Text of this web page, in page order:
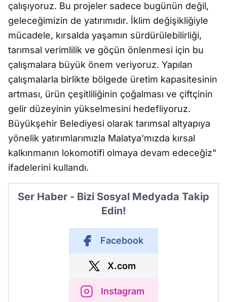
çalışıyoruz. Bu projeler sadece bugünün değil,
geleceğimizin de yatırımıdır. İklim değişikliğiyle
mücadele, kırsalda yaşamın sürdürülebilirliği,
tarımsal verimlilik ve göçün önlenmesi için bu
çalışmalara büyük önem veriyoruz. Yapılan
çalışmalarla birlikte bölgede üretim kapasitesinin
artması, ürün çeşitliliğinin çoğalması ve çiftçinin
gelir düzeyinin yükselmesini hedefliyoruz.
Büyükşehir Belediyesi olarak tarımsal altyapıya
yönelik yatırımlarımızla Malatya’mızda kırsal
kalkınmanın lokomotifi olmaya devam edeceğiz"
ifadelerini kullandı.
Ser Haber - Bizi Sosyal Medyada Takip
Edin!
Facebook
X.com
Instagram